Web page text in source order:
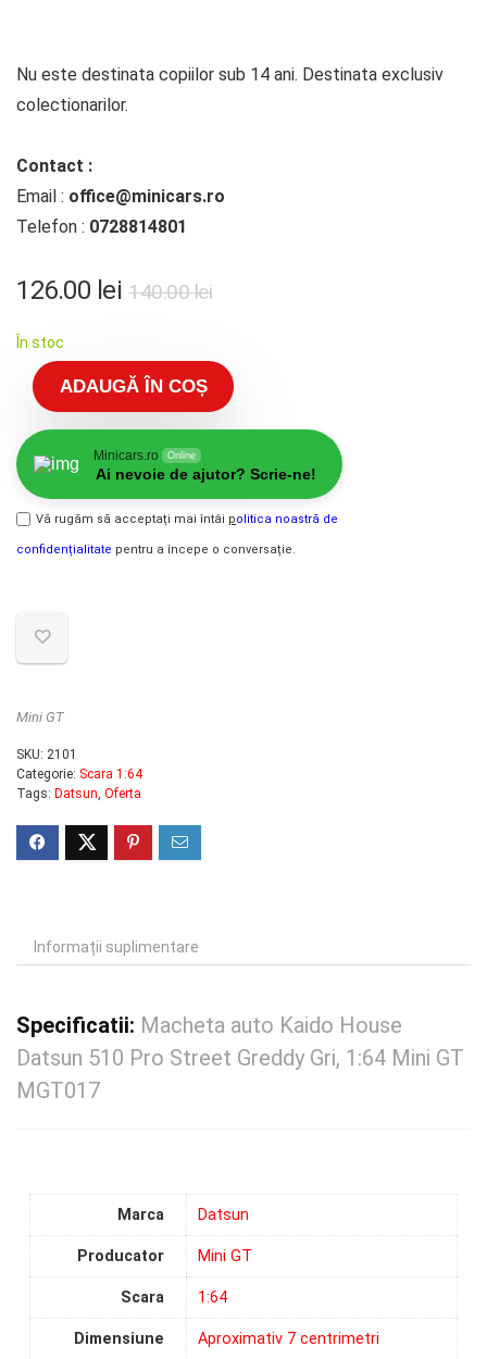
Nu este destinata copiilor sub 14 ani. Destinata exclusiv
colectionarilor.
Contact :
Email : office@minicars.ro
Telefon : 0728814801
140.00lei
126.00 lei
În stoc
ADAUGĂ ÎN COȘ
Minicars.ro Online
Ai nevoie de ajutor? Scrie-ne!
Vă rugăm să acceptați mai întâi politica noastră de
confidențialitate pentru a începe o conversație.
Mini GT
SKU: 2101
Categorie: Scara 1:64
Tags: Datsun, Oferta
Informații suplimentare
Specificatii: Macheta auto Kaido House
Datsun 510 Pro Street Greddy Gri, 1:64 Mini GT
MGT017
Marca Datsun
Producator Mini GT
Scara 1:64
Dimensiune Aproximativ 7 centrimetri